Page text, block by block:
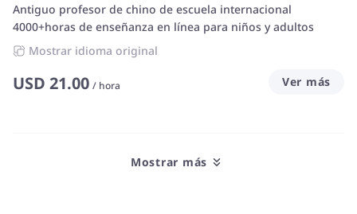
Antiguo profesor de chino de escuela internacional
4000+horas de enseñanza en línea para niños y adultos
Mostrar idioma original
USD 21.00 / hora Ver más
Mostrar más